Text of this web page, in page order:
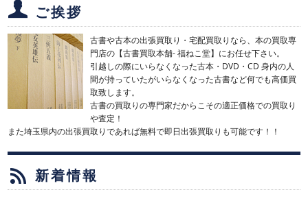
ご挨拶
古書や古本の出張買取り・宅配買取りなら、本の買取専
門店の【古書買取本舗- 福ねこ堂】にお任せ下さい。
引越しの際にいらなくなった古本・DVD・CD 身内の人
間が持っていたがいらなくなった古書など何でも高価買
取致します。
古書の買取りの専門家だからこその適正価格での買取り
や査定！
また埼玉県内の出張買取りであれば無料で即日出張買取りも可能です！！
新着情報